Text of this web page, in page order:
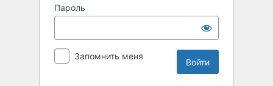
Пароль
Запомнить меня